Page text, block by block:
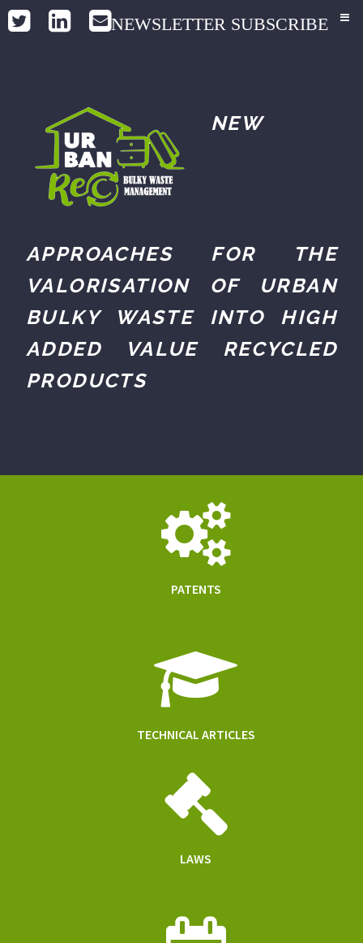
NEWSLETTER SUBSCRIBE
NEW
APPROACHES FOR THE
VALORISATION OF URBAN
BULKY WASTE INTO HIGH
ADDED VALUE RECYCLED
PRODUCTS
PATENTS
TECHNICAL ARTICLES
LAWS